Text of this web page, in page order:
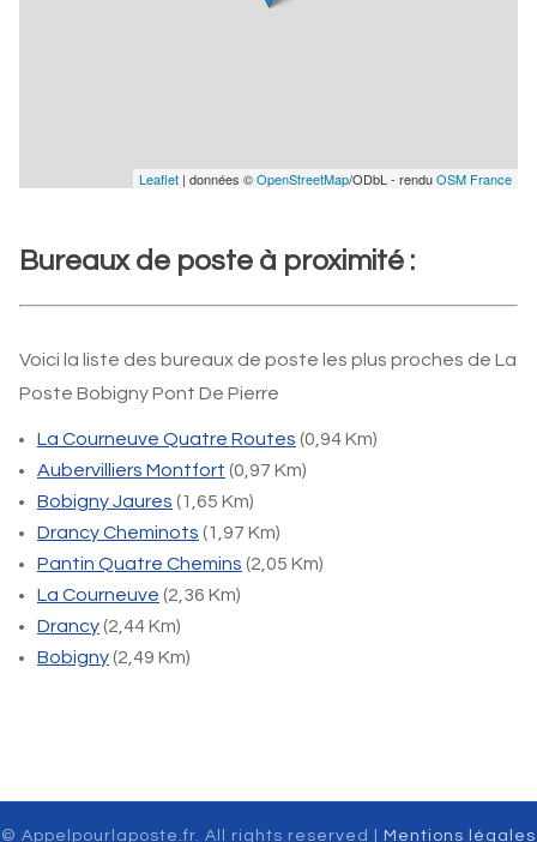
Leaflet | données ©OpenStreetMap/ODbL - renduOSM France
Bureaux de poste à proximité :
Voici la liste des bureaux de poste les plus proches de La
Poste Bobigny Pont De Pierre
La Courneuve Quatre Routes (0,94 Km)
Aubervilliers Montfort (0,97 Km)
Bobigny Jaures (1,65 Km)
Drancy Cheminots (1,97 Km)
Pantin Quatre Chemins (2,05 Km)
La Courneuve (2,36 Km)
Drancy(2,44 Km)
Bobigny(2,49 Km)
© Appelpourlaposte.fr. All rights reserved | Mentions légales